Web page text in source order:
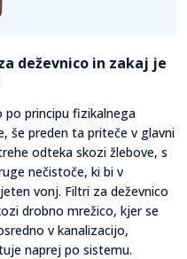
deževnico in zakaj je
principu fizikalnega
še preden ta priteče v glavni
odteka skozi žlebove, s
nečistoče, ki bi v
vonj. Filtri za deževnico
drobno mrežico, kjer se
v kanalizacijo,
naprej po sistemu.